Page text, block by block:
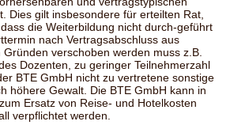
Dies gilt insbesondere für erteilten Rat,
die Weiterbildung nicht durch-geführt
nach Vertragsabschluss aus
verschoben werden muss z.B.
Dozenten, zu geringer Teilnehmerzahl
BTE GmbH nicht zu vertretene sonstige
höhere Gewalt. Die BTE GmbH kann in
Ersatz von Reise- und Hotelkosten
verpflichtet werden.